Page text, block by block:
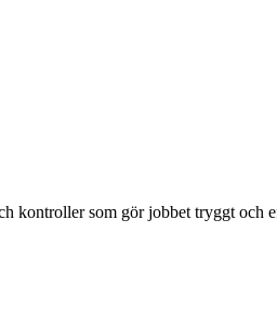
kontroller som gör jobbet tryggt och